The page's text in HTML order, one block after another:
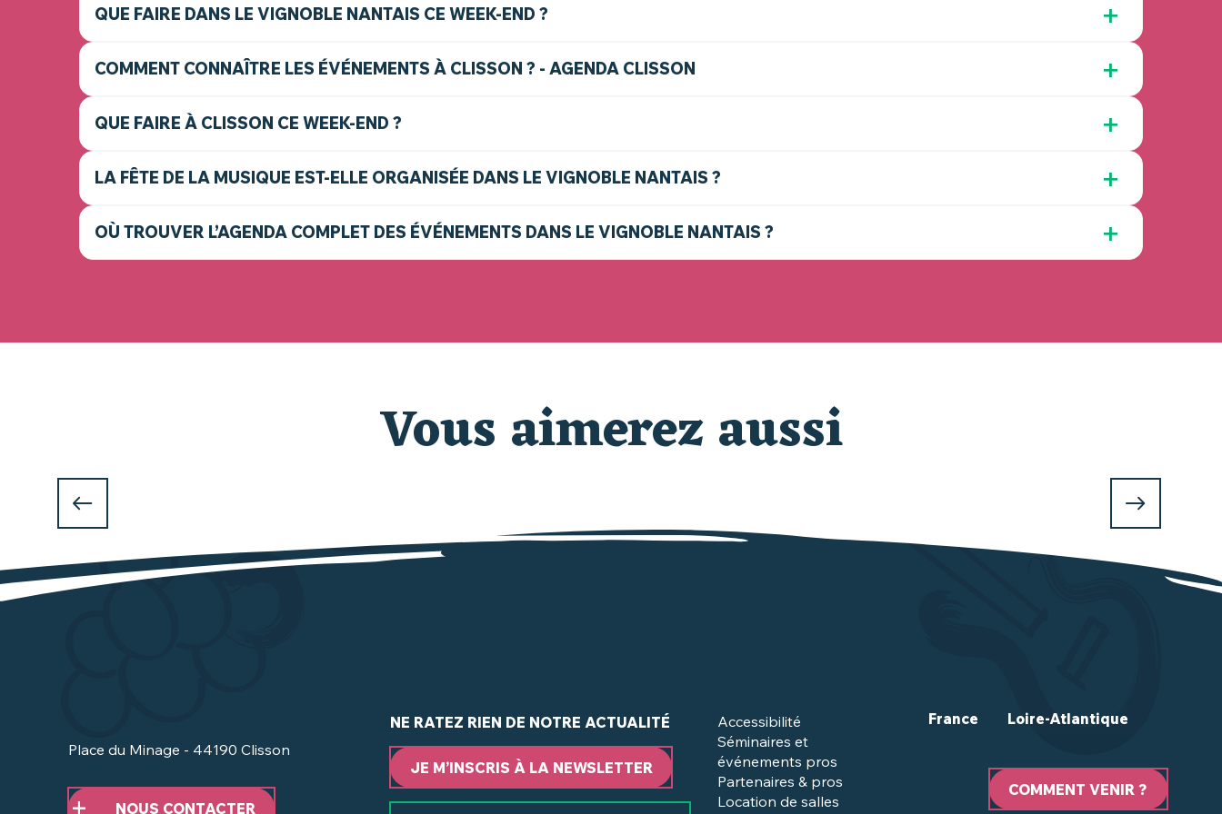
QUE FAIRE DANS LE VIGNOBLE NANTAIS CE WEEK-END ?
COMMENT CONNAÎTRE LES ÉVÉNEMENTS À CLISSON ? - AGENDA CLISSON
QUE FAIRE À CLISSON CE WEEK-END ?
LA FÊTE DE LA MUSIQUE EST-ELLE ORGANISÉE DANS LE VIGNOBLE NANTAIS ?
OÙ TROUVER L’AGENDA COMPLET DES ÉVÉNEMENTS DANS LE VIGNOBLE NANTAIS ?
Vous aimerez aussi
du Vignoble Nantais
Place du Minage - 44190 Clisson
NOUS CONTACTER
NE RATEZ RIEN DE NOTRE ACTUALITÉ
JE M’INSCRIS À LA NEWSLETTER
Accessibilité
Séminaires et
événements pros
Partenaires & pros
Location de salles
COMMENT VENIR ?
France Loire-Atlantique